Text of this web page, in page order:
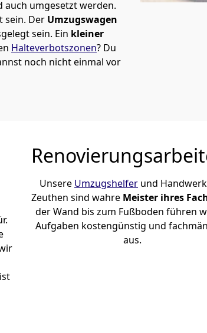
auch umgesetzt werden.
sein. Der Umzugswagen
sein. Ein kleiner
Halteverbotszonen? Du
noch nicht einmal vor
Unsere Umzugshelfer und
Zeuthen sind wahre Meister ihres
der Wand bis zum Fußboden führen
Aufgaben kostengünstig und
aus.